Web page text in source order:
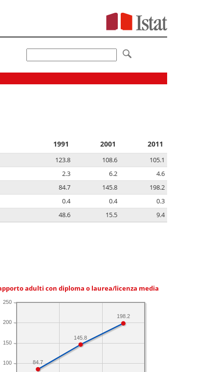
1991 2001 2011
123.8 108.6
105.1
2.3 6.2
4.6
84.7 145.8
198.2
0.4 0.4
0.3
48.6 15.5 9.4
adulti con diploma o laurea/licenza media
100
150
200
250
198.2
145.8
84.7